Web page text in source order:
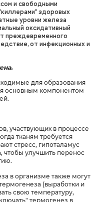
и свободными
здоровых
уровни железа
оксидативный
преждевременного
от инфекционных и
для образования
основным компонентом
участвующих в процессе
тканям требуется
стресс, гипоталамус
чтобы улучшить перенос
в организме также могут
(выработки и
свою температуру,
термогенез в